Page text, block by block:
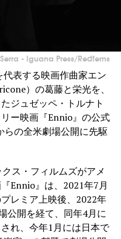
- Iguana Press/Redferns
表する映画作曲家エン
）の葛藤と栄光を、
ジュゼッペ・トルナト
ー映画『Ennio』の公式
の全米劇場公開に先駆
ス・フィルムズがアメ
Ennio』は、2021年7月
レミア上映後、2022年
公開を経て、同年4月に
れ、今年1月には日本で